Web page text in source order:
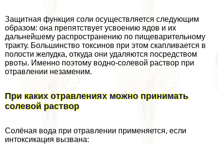
Защитная функция соли осуществляется следующим
образом: она препятствует усвоению ядов и их
дальнейшему распространению по пищеварительному
тpaкту. Большинство токсинов при этом скапливается в
полости желудка, откуда они удаляются посредством
рвоты. Именно поэтому водно-солевой раствор при
отравлении незаменим.
При каких отравлениях можно принимать
солевой раствор
Солёная вода при отравлении применяется, если
интоксикация вызвана: